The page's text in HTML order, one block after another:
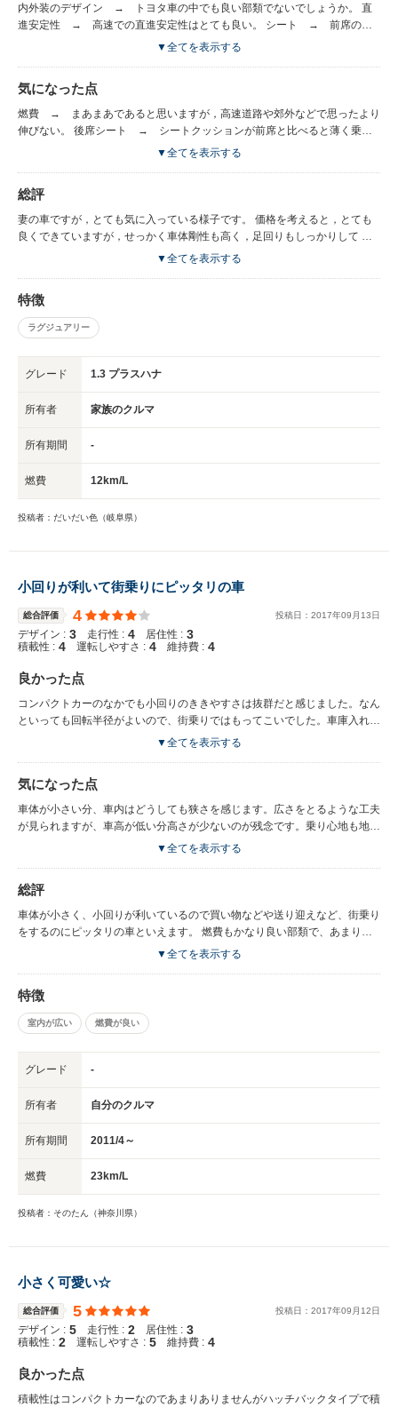
内外装のデザイン → トヨタ車の中でも良い部類でないでしょうか。 直
進安定性 → 高速での直進安定性はとても良い。 シート → 前席のシ
ートは厚く疲れにくい。 安全性 → VSCやサイドエアバックなどが選べ
い。
▼全てを表示する
気になった点
燃費 → まあまあであると思いますが，高速道路や郊外などで思ったより
伸びない。 後席シート → シートクッションが前席と比べると薄く乗り
心地はよくない。 足回り → 固いが，タイヤの特性が半分影響している
なる。Ａピラーの付け根の太さが問題。すごく悪いわけではないですが。
▼全てを表示する
総評
妻の車ですが，とても気に入っている様子です。 価格を考えると，とても
良くできていますが，せっかく車体剛性も高く，足回りもしっかりして 車
としての基本性能は高いので，ほんの少しコストをかけるととても良い車に
はないでしょうか。 ただし唯一追いつけないのが実燃費です。 これはカタ
ログ数値だけでは比較できないですし，現在の国産車が欧州車に水を空けら
れているところです。
▼全てを表示する
特徴
ラグジュアリー
グレード 1.3 プラスハナ
所有者 家族のクルマ
所有期間 -
燃費 12km/L
投稿者：だいだい色（岐阜県）
小回りが利いて街乗りにピッタリの車
総合評価 4 投稿日： 2017年09 月 13日
デザイン : 3 走行性 : 4 居住性 : 3
積載性 : 4 運転しやすさ : 4 維持費 : 4
良かった点
コンパクトカーのなかでも小回りのききやすさは抜群だと感じました。なん
といっても回転半径がよいので、街乗りではもってこいでした。車庫入れや
縦列駐車もしやすいので初心者でも乗りやすい車です。 燃費も高速道路を
部品が多いせいか、修理代や部品代も安くて維持費が安くて助かります。
▼全てを表示する
気になった点
車体が小さい分、車内はどうしても狭さを感じます。広さをとるような工夫
が見られますが、車高が低い分高さが少ないのが残念です。乗り心地も地面
からの衝撃が強く感じてしまい、ごつごつ感が伝わってくるので、長時間運
せると狭くなってしまいました。
▼全てを表示する
総評
車体が小さく、小回りが利いているので買い物などや送り迎えなど、街乗り
をするのにピッタリの車といえます。 燃費もかなり良い部類で、あまりチ
ューンナップなどをするところが無いので、維持費が抑えられてコストパフ
▼全てを表示する
特徴
室内が広い 燃費が良い
グレード -
所有者 自分のクルマ
所有期間 2011/4～
燃費 23km/L
投稿者：そのたん（神奈川県）
小さく可愛い☆
総合評価 5 投稿日： 2017年09 月 12日
デザイン : 5 走行性 : 2 居住性 : 3
積載性 : 2 運転しやすさ : 5 維持費 : 4
良かった点
積載性はコンパクトカーなのであまりありませんがハッチバックタイプで積